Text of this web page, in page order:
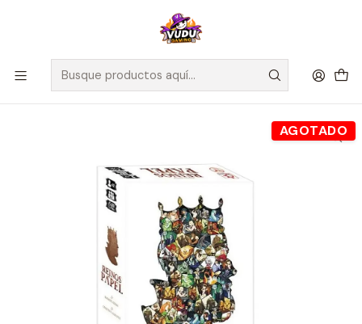
🚀 ¡Despachamos a todo Chile! Envío GRATIS a Regiones sobre
$100.000 y a RM sobre $35.000
Inicio Juegos de Mesa Competitivos
Reinos de Papel - Español
AGOTADO